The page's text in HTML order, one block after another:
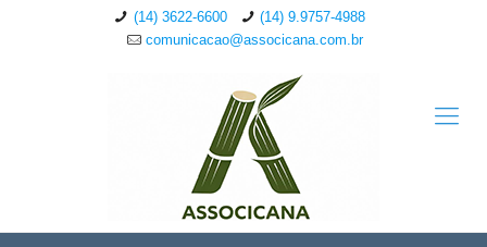
(14) 3622-6600
(14) 9.9757-4988
comunicacao@associcana.com.br